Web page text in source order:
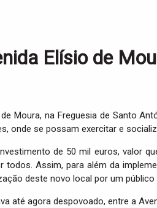
Elísio de
Moura, na Freguesia de Santo
onde se possam exercitar e
de 50 mil euros, valor
Assim, para além da
deste novo local por um
até agora despovoado, entre a